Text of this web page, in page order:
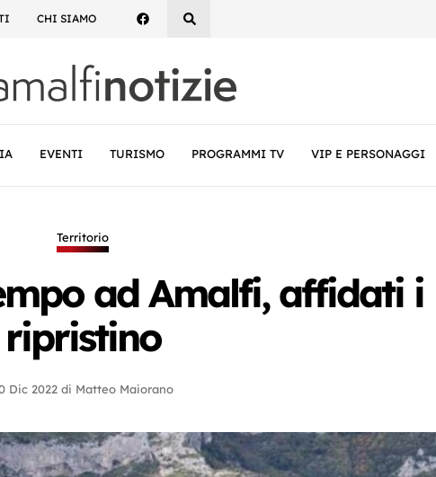
CHI SIAMO
EVENTI TURISMO PROGRAMMI TV VIP E PERSONAGGI
Territorio
ad Amalfi, affidati
ripristino
Dic 2022 di Matteo Maiorano